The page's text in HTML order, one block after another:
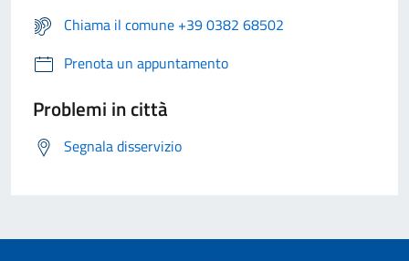
Chiama il comune +39 0382 68502
Prenota un appuntamento
Problemi in città
Segnala disservizio